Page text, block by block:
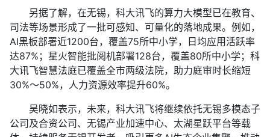
另据了解，在无锡，科大讯飞的算力大模型已在教育、
司法等场景形成了一批可感知、可量化的落地成果。例如，
AI黑板部署近1200台，覆盖75所中小学，日均应用活跃率
达87%；星火智能批阅机部署128台，覆盖80所中小学；科
大讯飞智慧法庭已覆盖全市两级法院，助力庭审时长缩短
30%～50%，人力资源效率提升60%。
吴晓如表示，未来，科大讯飞将继续依托无锡多模态子
公司及合资公司、无锡产业加速中心、太湖星跃平台等载